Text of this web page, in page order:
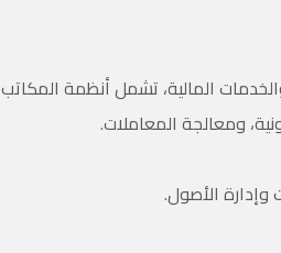
المالية، تشمل أنظمة المكاتب
ومعالجة المعاملات.
وإدارة الأصول.